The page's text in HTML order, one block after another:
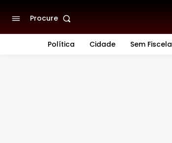
Procure
Política Cidade Sem Fiscela